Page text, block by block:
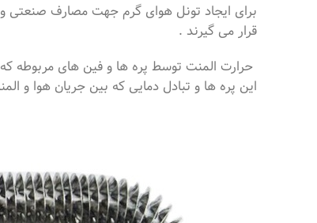
برای ایجاد تونل هوای گرم جهت مصارف صنعتی
قرار می گیرند .
حرارت المنت توسط پره ها و فین های مربوطه
این پره ها و تبادل دمایی که بین جریان هوا